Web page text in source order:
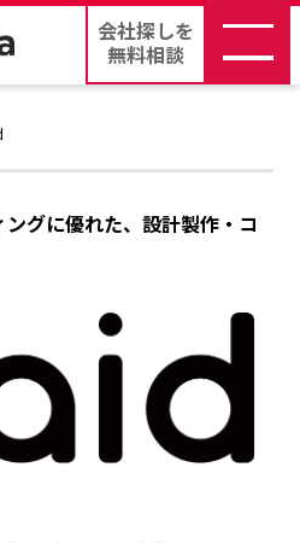
会社探しを
無料相談
グに優れた、設計製作・コ